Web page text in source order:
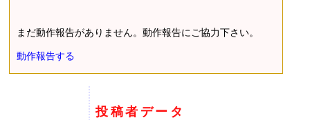
まだ動作報告がありません。動作報告にご協力下さい。
動作報告する
投稿者データ